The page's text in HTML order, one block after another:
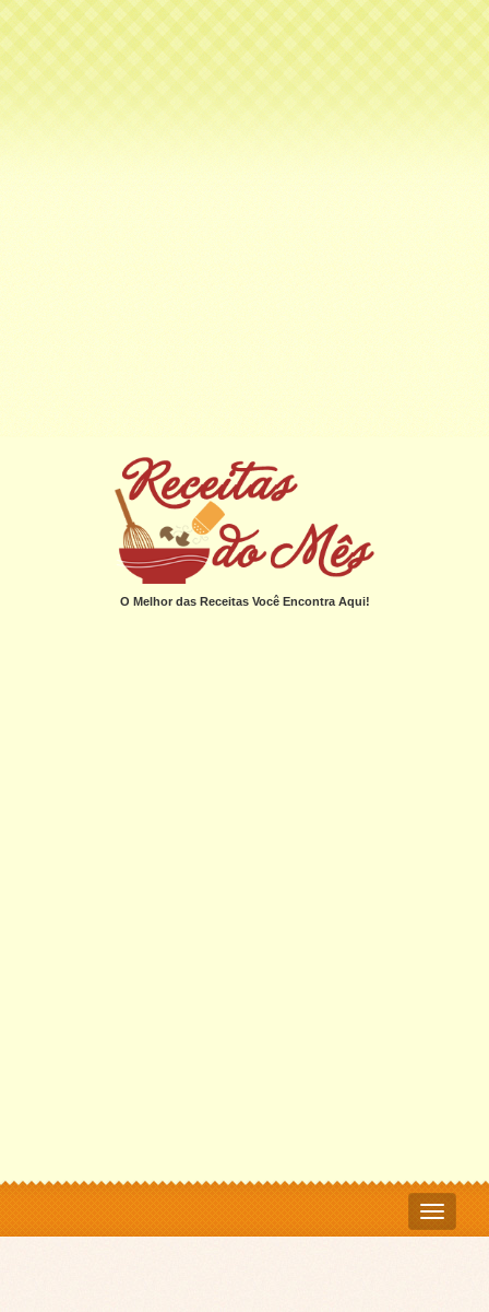
O Melhor das Receitas Você Encontra Aqui!